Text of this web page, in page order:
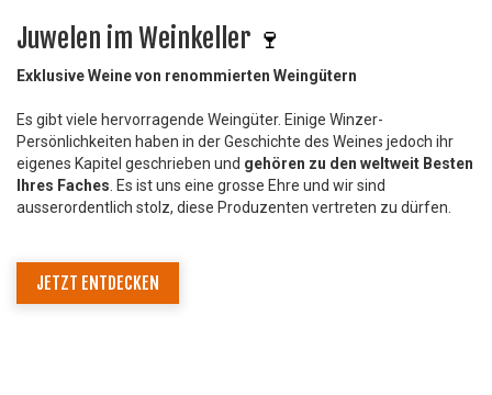
Juwelen im Weinkeller 🍷
Exklusive Weine von renommierten Weingütern
Es gibt viele hervorragende Weingüter. Einige Winzer-
Persönlichkeiten haben in der Geschichte des Weines jedoch ihr
eigenes Kapitel geschrieben und gehören zu den weltweit Besten
Ihres Faches . Es ist uns eine grosse Ehre und wir sind
ausserordentlich stolz, diese Produzenten vertreten zu dürfen.
JETZT ENTDECKEN